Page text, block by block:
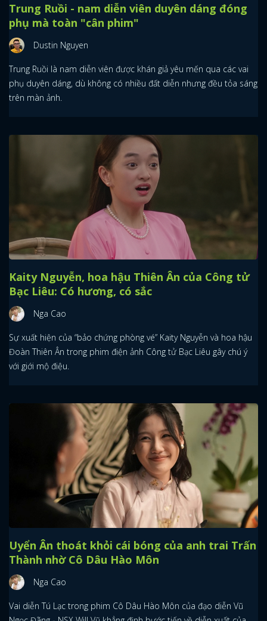
Trung Ruồi - nam diễn viên duyên dáng đóng
phụ mà toàn "cân phim"
Dustin Nguyen
Trung Ruồi là nam diễn viên được khán giả yêu mến qua các vai
phụ duyên dáng, dù không có nhiều đất diễn nhưng đều tỏa sáng
trên màn ảnh.
Kaity Nguyễn, hoa hậu Thiên Ân của Công tử
Bạc Liêu: Có hương, có sắc
Nga Cao
Sự xuất hiện của “bảo chứng phòng vé” Kaity Nguyễn và hoa hậu
Đoàn Thiên Ân trong phim điện ảnh Công tử Bạc Liêu gây chú ý
với giới mộ điệu.
Uyển Ân thoát khỏi cái bóng của anh trai Trấn
Thành nhờ Cô Dâu Hào Môn
Nga Cao
Vai diễn Tú Lạc trong phim Cô Dâu Hào Môn của đạo diễn Vũ